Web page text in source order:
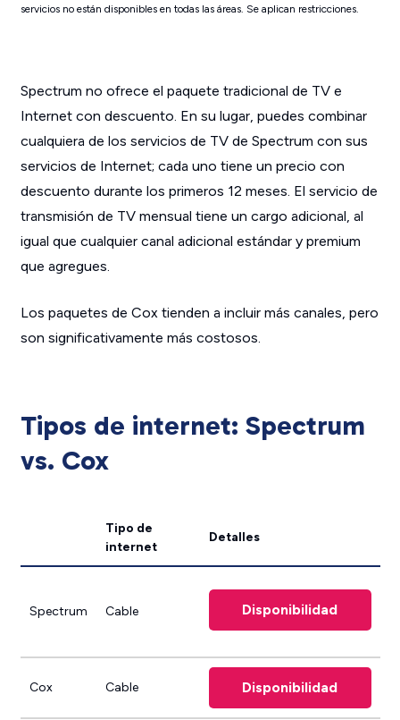
servicios no están disponibles en todas las áreas. Se aplican restricciones.
Spectrum no ofrece el paquete tradicional de TV e
Internet con descuento. En su lugar, puedes combinar
cualquiera de los servicios de TV de Spectrum con sus
servicios de Internet; cada uno tiene un precio con
descuento durante los primeros 12 meses. El servicio de
transmisión de TV mensual tiene un cargo adicional, al
igual que cualquier canal adicional estándar y premium
que agregues.
Los paquetes de Cox tienden a incluir más canales, pero
son significativamente más costosos.
Tipos de internet: Spectrum
vs. Cox
Tipo de
internet
Detalles
Spectrum Cable Disponibilidad
Cox Cable Disponibilidad